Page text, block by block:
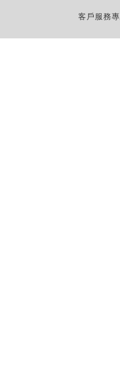
客戶服務